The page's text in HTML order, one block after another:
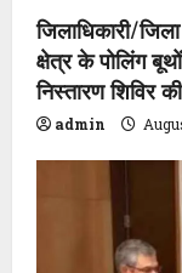
जिलाधिकारी/
क्षेत्र के पोलिंग
निस्तारण शिविर
admin